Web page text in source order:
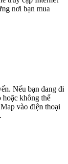
nơi bạn mua
Nếu bạn đang đi
hoặc không thể
vào điện thoại